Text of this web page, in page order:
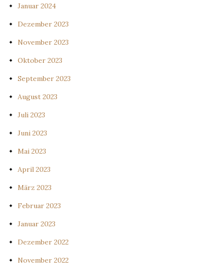
Januar 2024
Dezember 2023
November 2023
Oktober 2023
September 2023
August 2023
Juli 2023
Juni 2023
Mai 2023
April 2023
März 2023
Februar 2023
Januar 2023
Dezember 2022
November 2022